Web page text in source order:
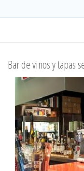
Bar de vinos y tapas